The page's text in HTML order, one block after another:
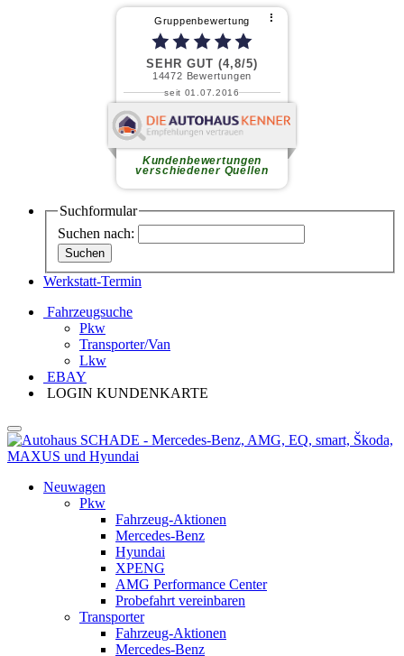
Gruppenbewertung ⠇
SEHR GUT (4,8/5)
14472 Bewertungen
seit 01.07.2016
Kundenbewertungen
verschiedener Quellen
Friedhelm J.
Freundliches Personal,
Leistungsverhältnis.weiterlesen
Suchformular
Suchen nach:
Werkstatt-Termin
Fahrzeugsuche
Pkw
Transporter/Van
Lkw
EBAY
LOGIN KUNDENKARTE
Neuwagen
Pkw
Fahrzeug-Aktionen
Mercedes-Benz
Hyundai
XPENG
AMG Performance Center
Probefahrt vereinbaren
Transporter
Fahrzeug-Aktionen
Mercedes-Benz